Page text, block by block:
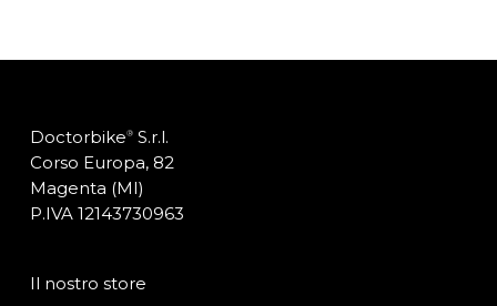
Doctorbike®S.r.l.
Corso Europa, 82
Magenta (MI)
P.IVA 12143730963
Il nostro store